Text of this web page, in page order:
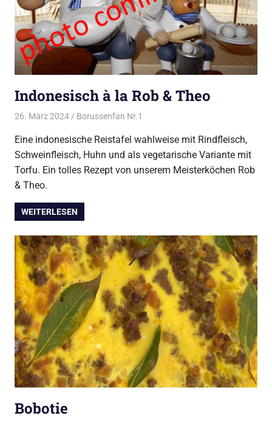
Indonesisch à la Rob & Theo
26. März 2024 Borussenfan Nr.1
Eine indonesische Reistafel wahlweise mit Rindfleisch,
Schweinfleisch, Huhn und als vegetarische Variante mit
Torfu. Ein tolles Rezept von unserem Meisterköchen Rob
& Theo.
WEITERLESEN
Bobotie